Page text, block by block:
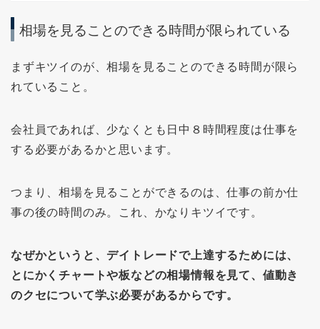
相場を見ることのできる時間が限られている
まずキツイのが、相場を見ることのできる時間が限ら
れていること。
会社員であれば、少なくとも日中８時間程度は仕事を
する必要があるかと思います。
つまり、相場を見ることができるのは、仕事の前か仕
事の後の時間のみ。これ、かなりキツイです。
なぜかというと、デイトレードで上達するためには、
とにかくチャートや板などの相場情報を見て、値動き
のクセについて学ぶ必要があるからです。